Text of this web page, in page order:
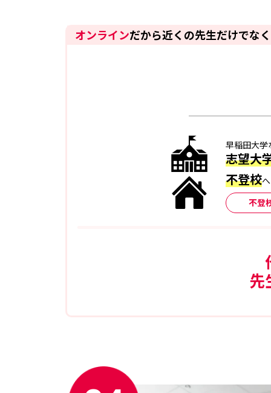
オンラインだから近くの先生だけでなく
早稲田大学
志望大
不登校
不登
先